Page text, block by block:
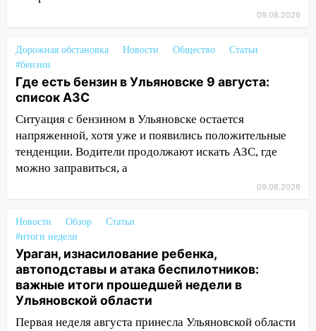
Внимание! В Цильнинском районе
08:11 На Ульяновск снова надвигается
непогода
07:30
Евро-3 вместо Евро-5: что
означают классы бензина и можно ли
заливать «старое» топливо в
современные автомобили
06:30
Какая погода будет в Ульяновской
05:05
День, когда всё может
измениться: гороскоп на 9 августа —
три знака получат шанс, который нельзя
упустить
08.08.2026
20:10 Во время урагана в Ульяновске на
Волге перевернулась лодка
09.08.2026
Дорожная обстановка Новости Общество
Статьи
#бензин
Где есть бензин в Ульяновске 9 августа:
список АЗС
Ситуация с бензином в Ульяновске остается
напряженной, хотя уже и появились положительные
тенденции. Водители продолжают искать АЗС, где
можно заправиться, а
09.08.2026
Новости Обзор
Статьи
#итоги недели
Ураган, изнасилование ребенка,
автоподставы и атака беспилотников:
важные итоги прошедшей недели в
Ульяновской области
Первая неделя августа принесла Ульяновской области